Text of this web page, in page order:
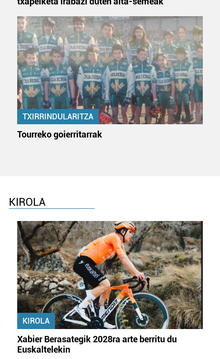
zerbitzuak hobetzeko asmoz, cookie teknologiaz
baliatzen gara. Ohar hau onartuz gero, teknologia hori
erabiltzeko baimen esplizitua ematen diguzu.Gehiago
irakurri
TXIRRINDULARITZA
Tourreko goierritarrak
KIROLA
KIROLA
Xabier Berasategik 2028ra arte berritu du
Euskaltelekin